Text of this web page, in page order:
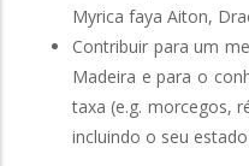
Myrica faya Aiton,
Contribuir para um
Madeira e para o
taxa (e.g. morcegos,
incluindo o seu